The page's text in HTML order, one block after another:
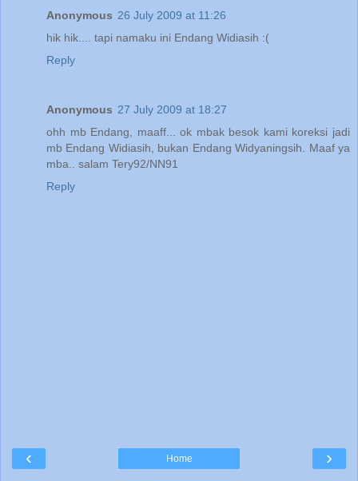
Anonymous 26 July 2009 at 11:26
hik hik.... tapi namaku ini Endang Widiasih :(
Reply
Anonymous 27 July 2009 at 18:27
ohh mb Endang, maaff... ok mbak besok kami koreksi jadi
mb Endang Widiasih, bukan Endang Widyaningsih. Maaf ya
mba.. salam Tery92/NN91
Reply
‹ ›
Home